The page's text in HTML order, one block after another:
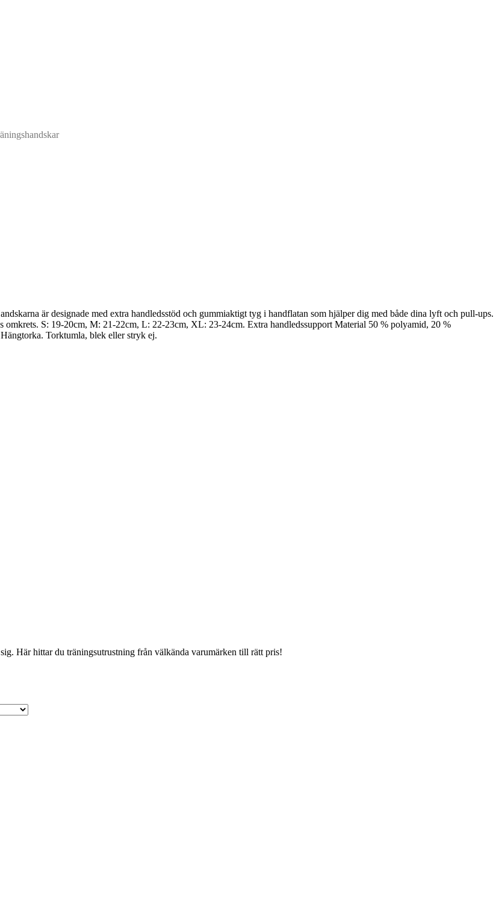
är designade med extra handledsstöd och gummiaktigt tyg i handflatan som hjälper dig med både dina lyft och pull-ups.
omkrets. S: 19-20cm, M: 21-22cm, L: 22-23cm, XL: 23-24cm. Extra handledssupport Material 50 % polyamid, 20 %
Torktumla, blek eller stryk ej.
Här hittar du träningsutrustning från välkända varumärken till rätt pris!